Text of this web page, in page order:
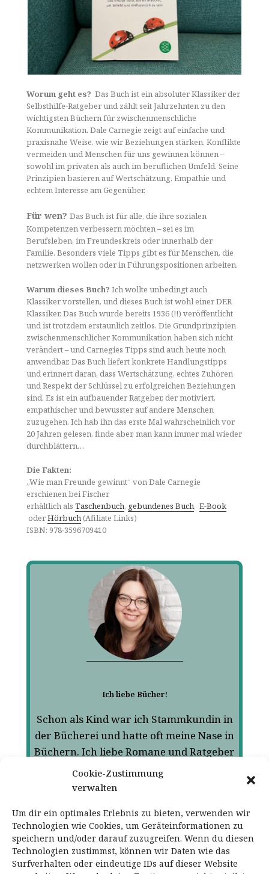
Cookie-Zustimmung
verwalten
Um dir ein optimales Erlebnis zu bieten, verwenden wir
Technologien wie Cookies, um Geräteinformationen zu
speichern und/oder darauf zuzugreifen. Wenn du diesen
Technologien zustimmst, können wir Daten wie das
Surfverhalten oder eindeutige IDs auf dieser Website
Worum geht es? Das Buch ist ein absoluter Klassiker der
Selbsthilfe-Ratgeber und zählt seit Jahrzehnten zu den
wichtigsten Büchern für zwischenmenschliche
Kommunikation. Dale Carnegie zeigt auf einfache und
praxisnahe Weise, wie wir Beziehungen stärken, Konflikte
vermeiden und Menschen für uns gewinnen können –
sowohl im privaten als auch im beruflichen Umfeld. Seine
Prinzipien basieren auf Wertschätzung, Empathie und
echtem Interesse am Gegenüber.
Für wen?Das Buch ist für alle, die ihre sozialen
Kompetenzen verbessern möchten – sei es im
Berufsleben, im Freundeskreis oder innerhalb der
Familie. Besonders viele Tipps gibt es für Menschen, die
netzwerken wollen oder in Führungspositionen arbeiten.
Warum dieses Buch?Ich wollte unbedingt auch
Klassiker vorstellen, und dieses Buch ist wohl einer DER
Klassiker. Das Buch wurde bereits 1936 (!!) veröffentlicht
und ist trotzdem erstaunlich zeitlos. Die Grundprinzipien
zwischenmenschlicher Kommunikation haben sich nicht
verändert – und Carnegies Tipps sind auch heute noch
anwendbar. Das Buch liefert konkrete Handlungstipps
und erinnert daran, dass Wertschätzung, echtes Zuhören
und Respekt der Schlüssel zu erfolgreichen Beziehungen
sind. Es ist ein aufbauender Ratgeber, der motiviert,
empathischer und bewusster auf andere Menschen
zuzugehen. Ich hab ihn das erste Mal wahrscheinlich vor
20 Jahren gelesen, finde aber, man kann immer mal wieder
durchblättern…
Die Fakten:
„Wie man Freunde gewinnt“ von Dale Carnegie
erschienen bei Fischer
erhältlich alsTaschenbuch, gebundenes Buch,E-Book
oderHörbuch(Afiliate Links)
ISBN: 978-3596709410
Ich liebe Bücher!
Schon als Kind war ich Stammkundin in
der Bücherei und hatte oft meine Nase in
Büchern. Ich liebe Romane und Ratgeber
zu psychologischen aber auch anderen
Themen.
Jeden Monat möchte ich Ihnen ein
besonderes Buch vorstellen. Ein Buch,
dass Sie inspirieren, hilfreiche Tipps und
Ideen vermitteln kann oder gute Impulse